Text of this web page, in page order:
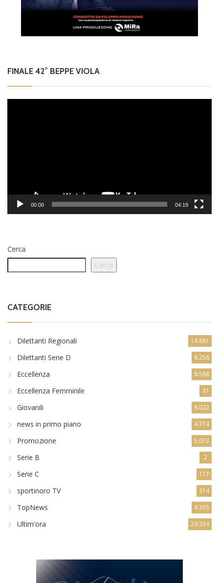
FINALE 42° BEPPE VIOLA
00:00 04:19
Cerca
Cerca
CATEGORIE
Dilettanti Regionali 14.881
Dilettanti Serie D 8.256
Eccellenza 8.588
Eccellenza Femminile 31
Giovanili 9.022
news in primo piano 4.774
Promozione 5.013
Serie B 2
Serie C 117
sportinoro TV 314
TopNews 4.355
Ultim'ora 29.334